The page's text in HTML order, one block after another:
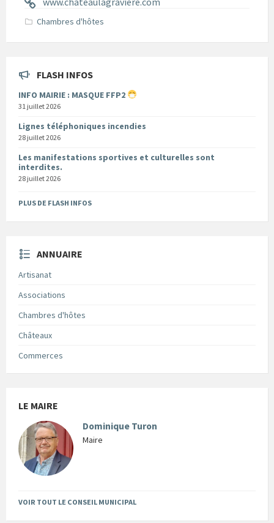
Chambres d'hôtes
FLASH INFOS
INFO MAIRIE : MASQUE FFP2
31 juillet 2026
Lignes téléphoniques incendies
28 juillet 2026
Les manifestations sportives et culturelles sont
interdites.
28 juillet 2026
PLUS DE FLASH INFOS
ANNUAIRE
Artisanat
Associations
Chambres d'hôtes
Châteaux
Commerces
LE MAIRE
Dominique Turon
Maire
VOIR TOUT LE CONSEIL MUNICIPAL